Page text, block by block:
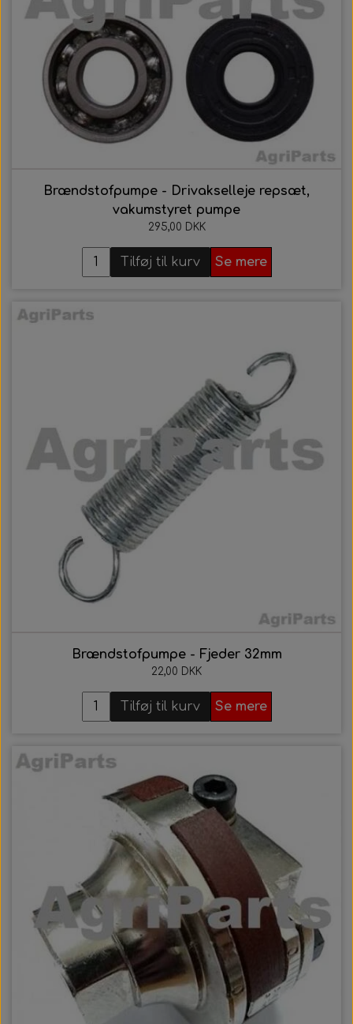
Brændstofpumpe - Drivakselleje repsæt,
vakumstyret pumpe
295,00 DKK
Tilføj til kurv Se mere
Brændstofpumpe - Fjeder 32mm
22,00 DKK
Tilføj til kurv Se mere